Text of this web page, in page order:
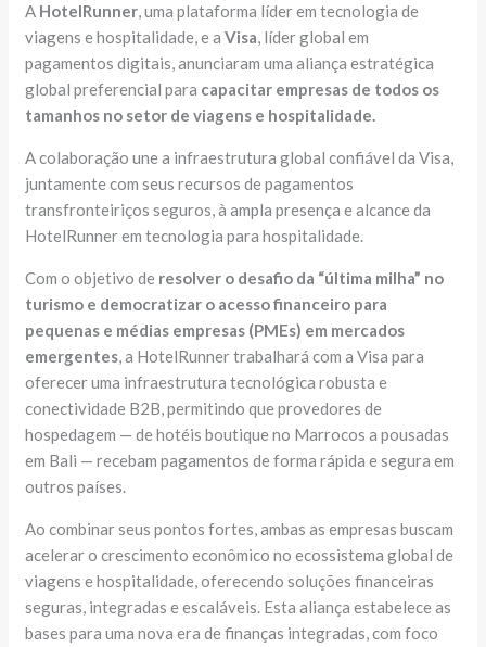
A HotelRunner, uma plataforma líder em tecnologia de
viagens e hospitalidade, e aVisa, líder global em
pagamentos digitais, anunciaram uma aliança estratégica
global preferencial para capacitar empresas de todos os
tamanhos no setor de viagens e hospitalidade.
A colaboração une a infraestrutura global confiável da Visa,
juntamente com seus recursos de pagamentos
transfronteiriços seguros, à ampla presença e alcance da
HotelRunner em tecnologia para hospitalidade.
Com o objetivo de resolver o desafio da “última milha” no
turismo e democratizar o acesso financeiro para
pequenas e médias empresas (PMEs) em mercados
emergentes, a HotelRunner trabalhará com a Visa para
oferecer uma infraestrutura tecnológica robusta e
conectividade B2B, permitindo que provedores de
hospedagem — de hotéis boutique no Marrocos a pousadas
em Bali — recebam pagamentos de forma rápida e segura em
outros países.
Ao combinar seus pontos fortes, ambas as empresas buscam
acelerar o crescimento econômico no ecossistema global de
viagens e hospitalidade, oferecendo soluções financeiras
seguras, integradas e escaláveis. Esta aliança estabelece as
bases para uma nova era de finanças integradas, com foco